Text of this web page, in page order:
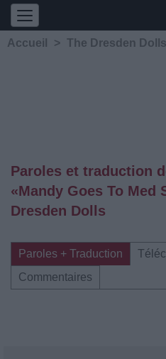
Accueil > The Dresden Dolls
Paroles et traduction
«Mandy Goes To Med
Dresden Dolls
Paroles + Traduction
Commentaires